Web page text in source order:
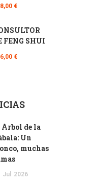
€
FENG SHUI
€
Árbol de la
Un
muchas
Jul 2026